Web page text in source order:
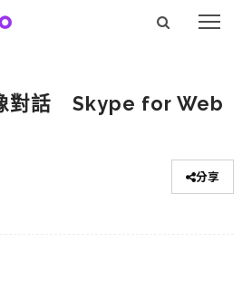
對話 Skype for Web
分享